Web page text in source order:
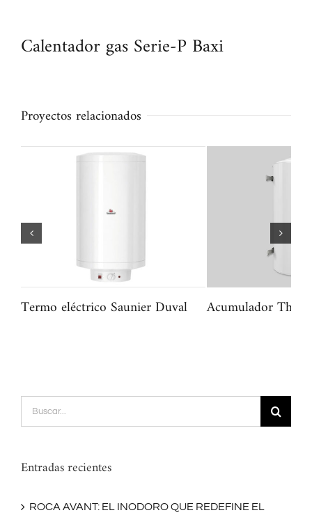
Calentador gas Serie-P Baxi
Proyectos relacionados
Termo eléctrico Saunier Duval Acumulador
Buscar:
Entradas recientes
ROCA AVANT: EL INODORO QUE REDEFINE EL